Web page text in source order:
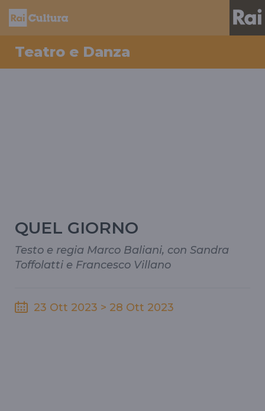
Teatro e Danza
QUEL GIORNO
Testo e regia Marco Baliani, con Sandra
Toffolatti e Francesco Villano
23 Ott 2023 > 28 Ott 2023